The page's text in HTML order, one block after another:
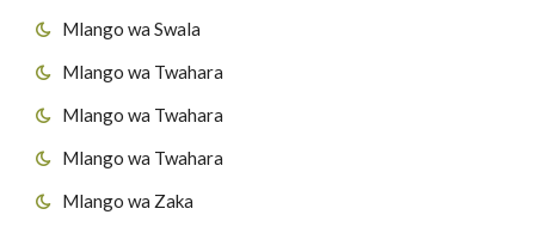
Mlango wa Swala
Mlango wa Twahara
Mlango wa Twahara
Mlango wa Twahara
Mlango wa Zaka